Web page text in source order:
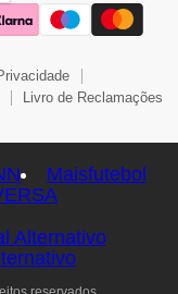
Livro de Reclamações
Maisfutebol